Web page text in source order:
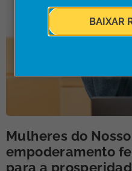
BAIXAR
Mulheres do
empoderamento
para a